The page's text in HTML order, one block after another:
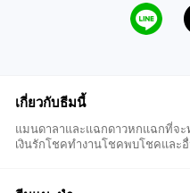
เกี่ยวกับธีมนี้
แมนดาลาและแฉกดาวหกแฉกที่จ
เงินรักโชคทำงานโชคพบโชคและ